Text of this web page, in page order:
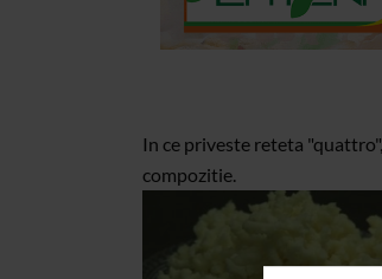
In ce priveste reteta
compozitie.